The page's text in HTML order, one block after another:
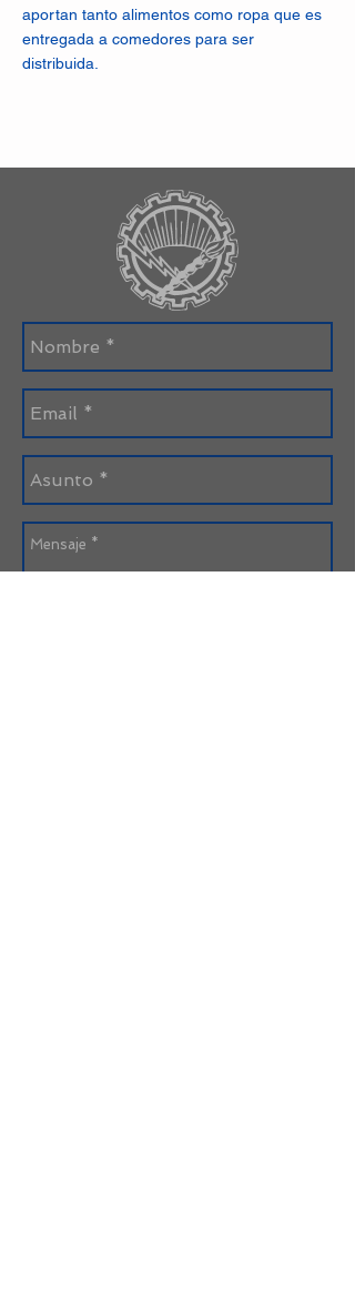
aportan tanto alimentos como ropa que es
entregada a comedores para ser
distribuida.